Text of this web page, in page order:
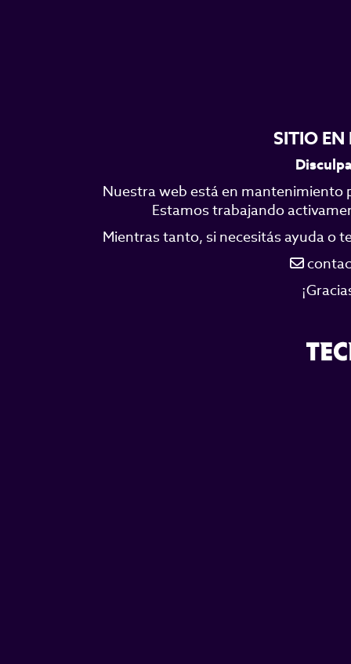
SITIO
Nuestra web está en mantenimiento
Estamos trabajando
Mientras tanto, si necesitás ayuda o